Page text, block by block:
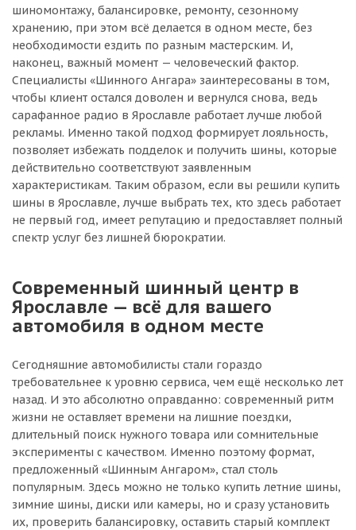
шиномонтажу, балансировке, ремонту, сезонному
хранению, при этом всё делается в одном месте, без
необходимости ездить по разным мастерским. И,
наконец, важный момент — человеческий фактор.
Специалисты «Шинного Ангара» заинтересованы в том,
чтобы клиент остался доволен и вернулся снова, ведь
сарафанное радио в Ярославле работает лучше любой
рекламы. Именно такой подход формирует лояльность,
позволяет избежать подделок и получить шины, которые
действительно соответствуют заявленным
характеристикам. Таким образом, если вы решили купить
шины в Ярославле, лучше выбрать тех, кто здесь работает
не первый год, имеет репутацию и предоставляет полный
спектр услуг без лишней бюрократии.
Современный шинный центр в
Ярославле — всё для вашего
автомобиля в одном месте
Сегодняшние автомобилисты стали гораздо
требовательнее к уровню сервиса, чем ещё несколько лет
назад. И это абсолютно оправданно: современный ритм
жизни не оставляет времени на лишние поездки,
длительный поиск нужного товара или сомнительные
эксперименты с качеством. Именно поэтому формат,
предложенный «Шинным Ангаром», стал столь
популярным. Здесь можно не только купить летние шины,
зимние шины, диски или камеры, но и сразу установить
их, проверить балансировку, оставить старый комплект